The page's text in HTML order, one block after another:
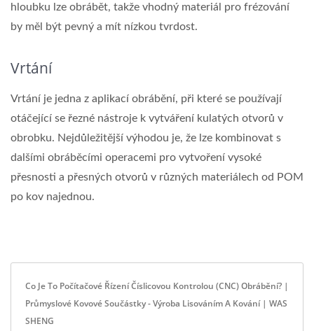
hloubku lze obrábět, takže vhodný materiál pro frézování
by měl být pevný a mít nízkou tvrdost.
Vrtání
Vrtání je jedna z aplikací obrábění, při které se používají
otáčející se řezné nástroje k vytváření kulatých otvorů v
obrobku. Nejdůležitější výhodou je, že lze kombinovat s
dalšími obráběcími operacemi pro vytvoření vysoké
přesnosti a přesných otvorů v různých materiálech od POM
po kov najednou.
Co Je To Počítačové Řízení Číslicovou Kontrolou (CNC) Obrábění? |
Průmyslové Kovové Součástky - Výroba Lisováním A Kování | WAS
SHENG